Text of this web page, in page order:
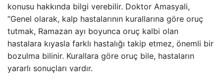
konusu hakkında bilgi verebilir. Doktor Amasyali,
“Genel olarak, kalp hastalarının kurallarına göre oruç
tutmak, Ramazan ayı boyunca oruç kalbi olan
hastalara kıyasla farklı hastalığı takip etmez, önemli bir
bozulma bilinir. Kurallara göre oruç bile, hastaların
yararlı sonuçları vardır.